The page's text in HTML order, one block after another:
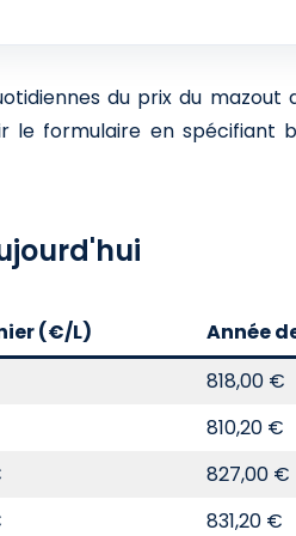
du prix du mazout
formulaire en spécifiant
(€/L)
Année
818,00 €
810,20 €
827,00 €
831,20 €